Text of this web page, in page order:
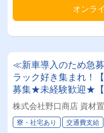
オンラ
≪新車導入のため急
ラック好き集まれ！
募集★未経験歓迎★【
得支援等】福利厚生
話選考OK！髪型・髪
自分らしいスタイル
株式会社野口商店 資材
寮・社宅あり 交通費支給